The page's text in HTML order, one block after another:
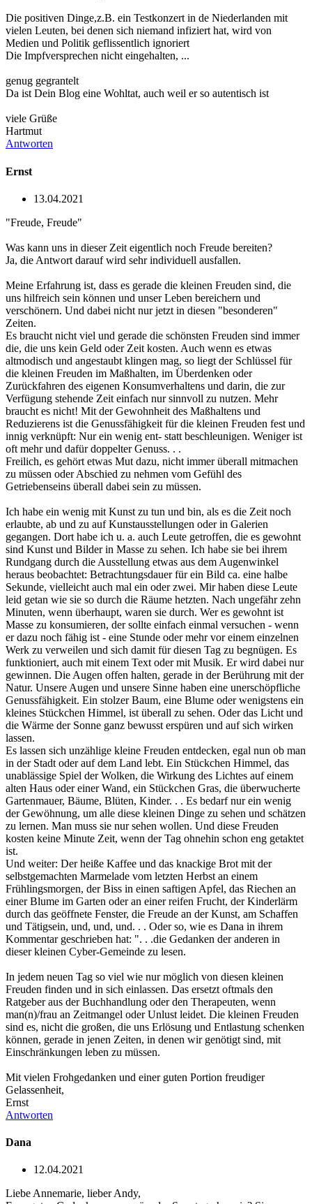
Die positiven Dinge,z.B. ein Testkonzert in de Niederlanden mit
vielen Leuten, bei denen sich niemand infiziert hat, wird von
Medien und Politik geflissentlich ignoriert
Die Impfversprechen nicht eingehalten, ...
genug gegrantelt
Da ist Dein Blog eine Wohltat, auch weil er so autentisch ist
viele Grüße
Hartmut
Antworten
Ernst
13.04.2021
"Freude, Freude"
Was kann uns in dieser Zeit eigentlich noch Freude bereiten?
Ja, die Antwort darauf wird sehr individuell ausfallen.
Meine Erfahrung ist, dass es gerade die kleinen Freuden sind, die
uns hilfreich sein können und unser Leben bereichern und
verschönern. Und dabei nicht nur jetzt in diesen "besonderen"
Zeiten.
Es braucht nicht viel und gerade die schönsten Freuden sind immer
die, die uns kein Geld oder Zeit kosten. Auch wenn es etwas
altmodisch und angestaubt klingen mag, so liegt der Schlüssel für
die kleinen Freuden im Maßhalten, im Überdenken oder
Zurückfahren des eigenen Konsumverhaltens und darin, die zur
Verfügung stehende Zeit einfach nur sinnvoll zu nutzen. Mehr
braucht es nicht! Mit der Gewohnheit des Maßhaltens und
Reduzierens ist die Genussfähigkeit für die kleinen Freuden fest und
innig verknüpft: Nur ein wenig ent- statt beschleunigen. Weniger ist
oft mehr und dafür doppelter Genuss. . .
Freilich, es gehört etwas Mut dazu, nicht immer überall mitmachen
zu müssen oder Abschied zu nehmen vom Gefühl des
Getriebenseins überall dabei sein zu müssen.
Ich habe ein wenig mit Kunst zu tun und bin, als es die Zeit noch
erlaubte, ab und zu auf Kunstausstellungen oder in Galerien
gegangen. Dort habe ich u. a. auch Leute getroffen, die es gewohnt
sind Kunst und Bilder in Masse zu sehen. Ich habe sie bei ihrem
Rundgang durch die Ausstellung etwas aus dem Augenwinkel
heraus beobachtet: Betrachtungsdauer für ein Bild ca. eine halbe
Sekunde, vielleicht auch mal ein oder zwei. Mir haben diese Leute
leid getan wie sie so durch die Räume hetzten. Nach ungefähr zehn
Minuten, wenn überhaupt, waren sie durch. Wer es gewohnt ist
Masse zu konsumieren, der sollte einfach einmal versuchen - wenn
er dazu noch fähig ist - eine Stunde oder mehr vor einem einzelnen
Werk zu verweilen und sich damit für diesen Tag zu begnügen. Es
funktioniert, auch mit einem Text oder mit Musik. Er wird dabei nur
gewinnen. Die Augen offen halten, gerade in der Berührung mit der
Natur. Unsere Augen und unsere Sinne haben eine unerschöpfliche
Genussfähigkeit. Ein stolzer Baum, eine Blume oder wenigstens ein
kleines Stückchen Himmel, ist überall zu sehen. Oder das Licht und
die Wärme der Sonne ganz bewusst erspüren und auf sich wirken
lassen.
Es lassen sich unzählige kleine Freuden entdecken, egal nun ob man
in der Stadt oder auf dem Land lebt. Ein Stückchen Himmel, das
unablässige Spiel der Wolken, die Wirkung des Lichtes auf einem
alten Haus oder einer Wand, ein Stückchen Gras, die überwucherte
Gartenmauer, Bäume, Blüten, Kinder. . . Es bedarf nur ein wenig
der Gewöhnung, um alle diese kleinen Dinge zu sehen und schätzen
zu lernen. Man muss sie nur sehen wollen. Und diese Freuden
kosten keine Minute Zeit, wenn der Tag ohnehin schon eng getaktet
ist.
Und weiter: Der heiße Kaffee und das knackige Brot mit der
selbstgemachten Marmelade vom letzten Herbst an einem
Frühlingsmorgen, der Biss in einen saftigen Apfel, das Riechen an
einer Blume im Garten oder an einer reifen Frucht, der Kinderlärm
durch das geöffnete Fenster, die Freude an der Kunst, am Schaffen
und Tätigsein, und, und, und. . . Oder so, wie es Dana in ihrem
Kommentar geschrieben hat: ". . .die Gedanken der anderen in
dieser kleinen Cyber-Gemeinde zu lesen.
In jedem neuen Tag so viel wie nur möglich von diesen kleinen
Freuden finden und in sich einlassen. Das ersetzt oftmals den
Ratgeber aus der Buchhandlung oder den Therapeuten, wenn
man(n)/frau an Zeitmangel oder Unlust leidet. Die kleinen Freuden
sind es, nicht die großen, die uns Erlösung und Entlastung schenken
können, gerade in jenen Zeiten, in denen wir genötigt sind, mit
Einschränkungen leben zu müssen.
Mit vielen Frohgedanken und einer guten Portion freudiger
Gelassenheit,
Ernst
Antworten
Dana
12.04.2021
Liebe Annemarie, lieber Andy,